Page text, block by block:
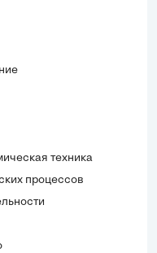
техника
процессов